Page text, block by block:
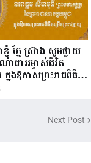
ញុំ រ័ត្ន ស្រ៊ាង សូមថ្វាយ
ណាជាអម្ចាស់ជីវិត
នុងឱកាសព្រះរាជពិធី
ម គម្រប់ខួប៧២ យាងចូល
Next Post